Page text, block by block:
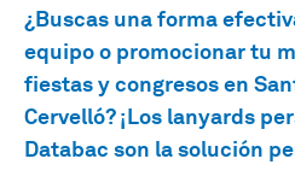
¿Buscas una forma
equipo o promocionar tu
fiestas y congresos en
Cervelló? ¡Los lanyards
Databac son la solución